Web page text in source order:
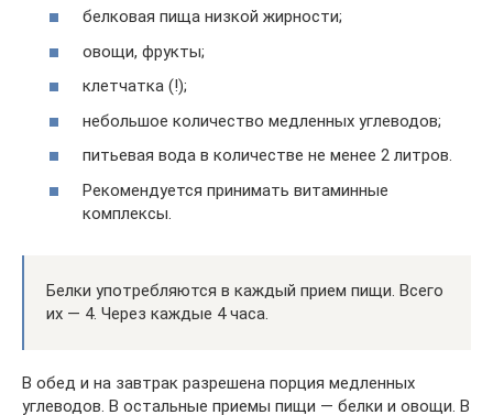
белковая пища низкой жирности;
овощи, фрукты;
клетчатка (!);
небольшое количество медленных углеводов;
питьевая вода в количестве не менее 2 литров.
Рекомендуется принимать витаминные
комплексы.
Белки употребляются в каждый прием пищи. Всего
их — 4. Через каждые 4 часа.
В обед и на завтрак разрешена порция медленных
углеводов. В остальные приемы пищи — белки и овощи. В